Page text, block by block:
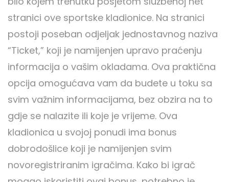
stranici ove sportske kladionice. Na stranici
postoji poseban odjeljak jednostavnog naziva
“Ticket,” koji je namijenjen upravo praćenju
informacija o vašim okladama. Ova praktična
opcija omogućava vam da budete u toku sa
svim važnim informacijama, bez obzira na to
gdje se nalazite ili koje je vrijeme. Ova
kladionica u svojoj ponudi ima bonus
dobrodošlice koji je namijenjen svim
novoregistriranim igračima. Kako bi igrač